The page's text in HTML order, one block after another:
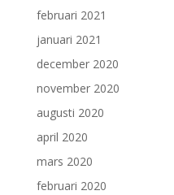
februari 2021
januari 2021
december 2020
november 2020
augusti 2020
april 2020
mars 2020
februari 2020